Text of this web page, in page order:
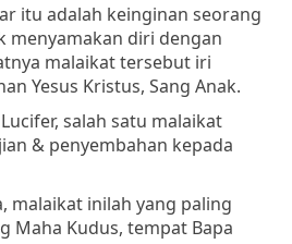
itu adalah keinginan seorang
menyamakan diri dengan
malaikat tersebut iri
Yesus Kristus, Sang Anak.
salah satu malaikat
& penyembahan kepada
malaikat inilah yang paling
Maha Kudus, tempat Bapa